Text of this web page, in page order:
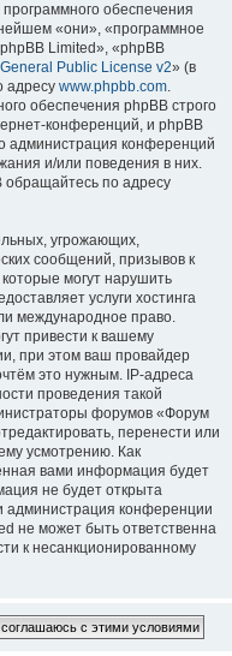
обеспечения
«они», «программное
Limited», «phpBB
Public License v2» (в
адресу www.phpbb.com.
обеспечения phpBB строго
конференций, и phpBB
администрация конференций
и/или поведения в них.
по адресу
угрожающих,
сообщений, призывов к
могут нарушить
услуги хостинга
международное право.
привести к вашему
при этом ваш провайдер
это нужным. IP-адреса
проведения такой
форумов «Форум
перенести или
усмотрению. Как
вами информация будет
не будет открыта
администрация конференции
не может быть ответственна
к несанкционированному